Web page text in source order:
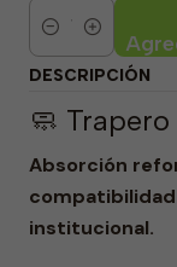
Cantidad
DESCRIPCIÓN
🧼
Absorción
institucional.